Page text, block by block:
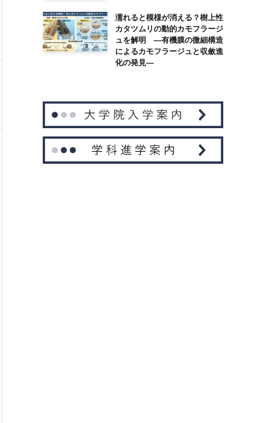
濡れると模様が消える？樹上性
カタツムリの動的カモフラージ
ュを解明 ―有機膜の微細構造
によるカモフラージュと収斂進
化の発見―